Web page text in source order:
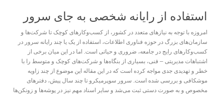
استفاده از رایانه شخصی به جای سرور
امروزه با توجه به نیازهای متعدد در کشور، از کسب‌وکارهای کوچک تا شرکت‌ها و
سازمان‌های بزرگ در حوزه فناوری اطلاعات، استفاده از یک یا چند رایانه سرور در
کسب‌وکارهای رایج در جامعه، ضروری و حیاتی است. اما در این میان برخی از
اشتباهات مدیریتی – فنی، بسیاری از بنگاه‌ها و شرکت‌های کوچک و متوسط را با
خطر و تهدیدی جدی مواجه کرده است که در این مقاله این موضوع از چند زاویه
موشکافی و بررسی شده است. سرور سوپرمیکرو تا چند سال پیش، دفترهای
مخصوص و به صورت دستی ثبت می‌شد و سایر اسناد مهم نیز در پوشه‌ها و زونکن‌ها